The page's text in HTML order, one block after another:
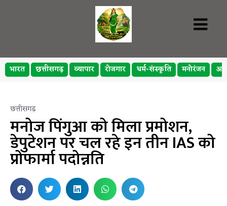
भारत छत्तीसगढ़ व्यापार रोजगार धर्म-संस्कृति मनोरंजन
छत्तीसगढ़
मनोज पिंगुआ को मिला प्रमोशन,
डेपुटेशन पर चल रहे इन तीन IAS को
प्रोफार्मा पदोन्नति